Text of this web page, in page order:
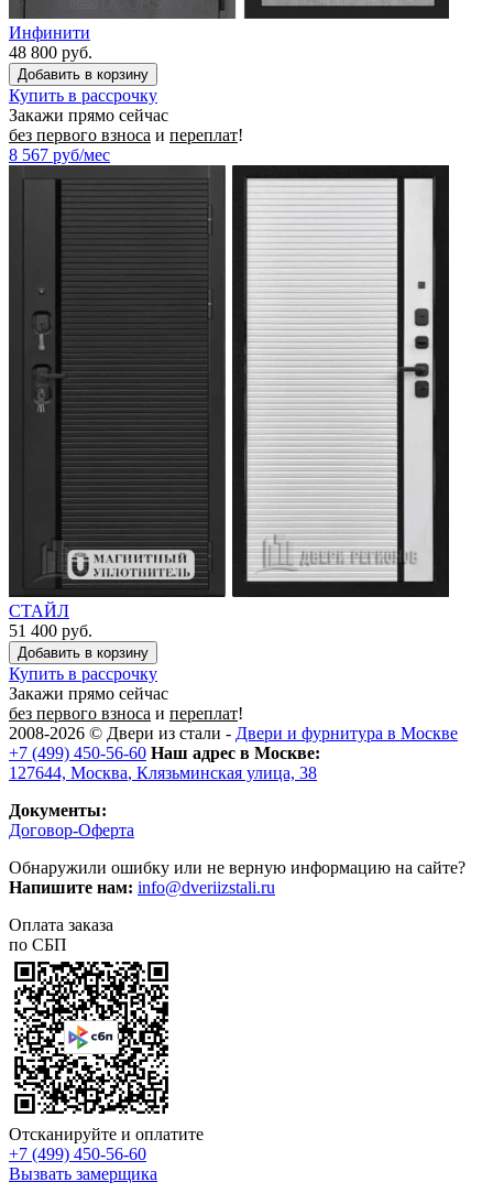
Инфинити
48 800 руб.
Купить в рассрочку
Закажи прямо сейчас
без первого взноса и переплат!
8 567 руб/мес
СТАЙЛ
51 400 руб.
Купить в рассрочку
Закажи прямо сейчас
без первого взноса и переплат!
2008-2026 © Двери из стали - Двери и фурнитура в Москве
+7 (499) 450-56-60 Наш адрес в Москве:
127644, Москва, Клязьминская улица, 38
Документы:
Договор-Оферта
Обнаружили ошибку или не верную информацию на сайте?
Напишите нам: info@dveriizstali.ru
Оплата заказа
по СБП
Отсканируйте и оплатите
+7 (499) 450-56-60
Вызвать замерщика